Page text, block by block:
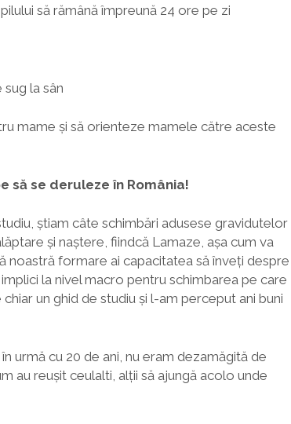
să rămână împreună 24 ore pe zi
la sân
mame şi să orienteze mamele către aceste
să se deruleze în România!
știam câte schimbări adusese gravidutelor
și naștere, fiindcă Lamaze, așa cum va
noastră formare ai capacitatea să înveți despre
la nivel macro pentru schimbarea pe care
un ghid de studiu și l-am perceput ani buni
urmă cu 20 de ani, nu eram dezamăgită de
au reușit ceulalti, alții să ajungă acolo unde